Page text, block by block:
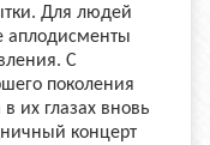
Для людей
аплодисменты
С
поколения
их глазах вновь
концерт